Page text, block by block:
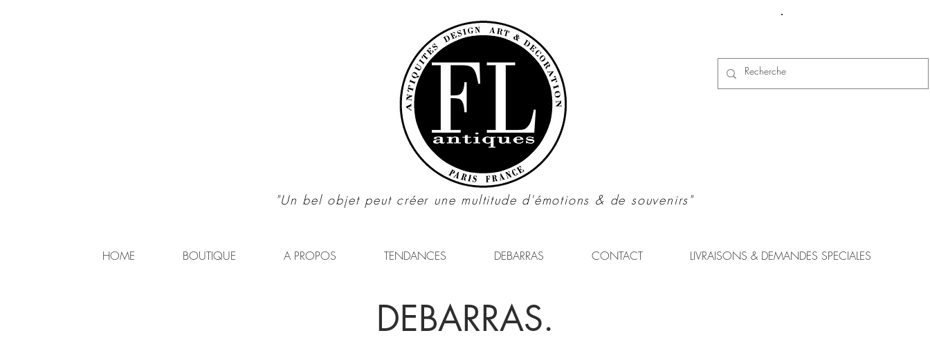
"Un bel objet peut créer une multitude d'émotions & de souvenirs"
HOME BOUTIQUE A PROPOS TENDANCES DEBARRAS CONTACT LIVRAISONS & DEMANDES SPECIALES
DEBARRAS.